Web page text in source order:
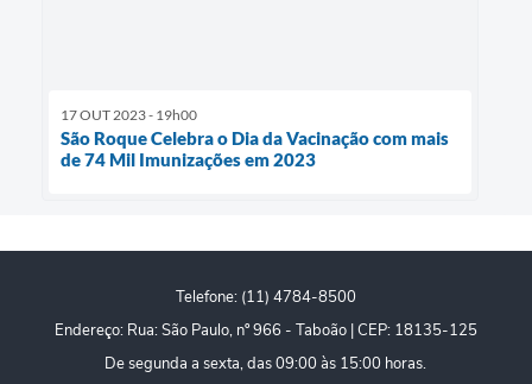
17 OUT 2023 - 19h00
São Roque Celebra o Dia da Vacinação com mais
de 74 Mil Imunizações em 2023
Telefone: (11) 4784-8500
Endereço: Rua: São Paulo, nº 966 - Taboão | CEP: 18135-125
De segunda a sexta, das 09:00 às 15:00 horas.